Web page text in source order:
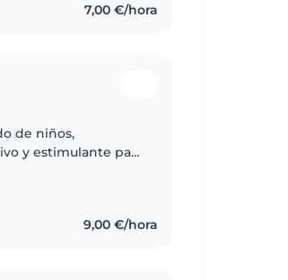
7,00 €/hora
de niños,
y estimulante para
9,00 €/hora